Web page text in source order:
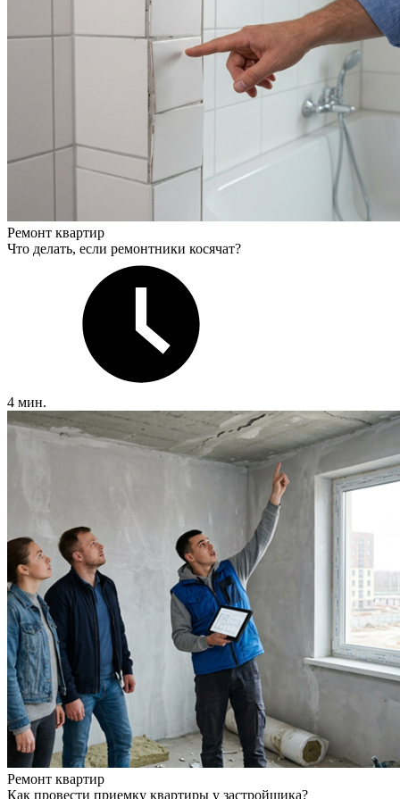
Ремонт квартир
Что делать, если ремонтники косячат?
4 мин.
Ремонт квартир
Как провести приемку квартиры у застройщика?